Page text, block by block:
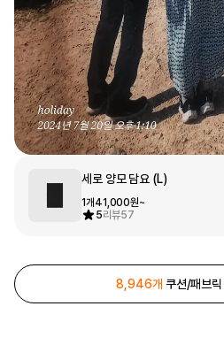
세로 양모 담요 (L)
1개 41,000원~
5리뷰57
8,946개 쿠션/패브릭
액자
디지털 가전
회원가입
로그인
1:1 문의
한국어
색상
가격대